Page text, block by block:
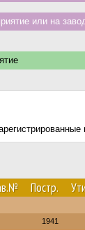
или на
Постр.
1941